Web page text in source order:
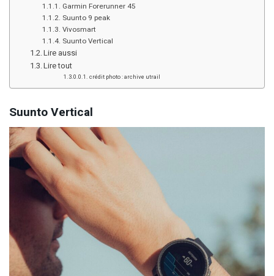
Garmin Forerunner 45
Suunto 9 peak
Vivosmart
Suunto Vertical
Lire aussi
Lire tout
crédit photo : archive utrail
Suunto Vertical